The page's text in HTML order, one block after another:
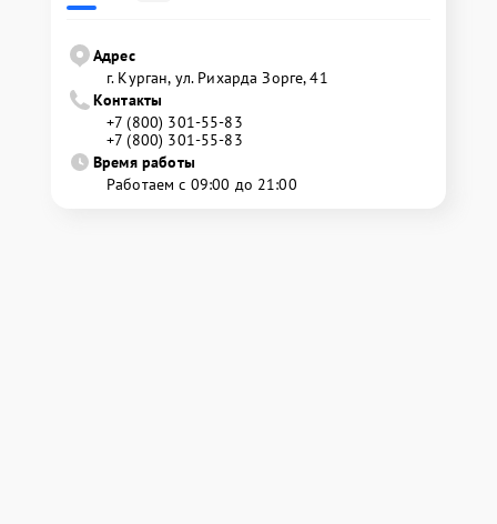
Адрес
г. Курган, ул. Рихарда Зорге, 41
Контакты
+7 (800) 301-55-83
+7 (800) 301-55-83
Время работы
Работаем с 09:00 до 21:00